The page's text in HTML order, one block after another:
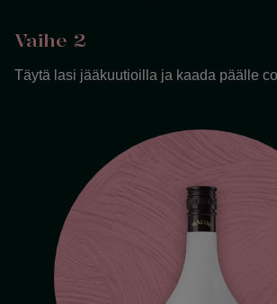
Vaihe 2
Täytä lasi jääkuutioilla ja kaada päälle